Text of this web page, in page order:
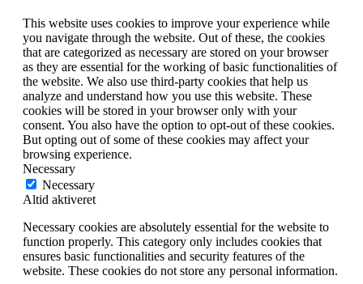
This website uses cookies to improve your experience while
you navigate through the website. Out of these, the cookies
that are categorized as necessary are stored on your browser
as they are essential for the working of basic functionalities of
the website. We also use third-party cookies that help us
analyze and understand how you use this website. These
cookies will be stored in your browser only with your
consent. You also have the option to opt-out of these cookies.
But opting out of some of these cookies may affect your
browsing experience.
Necessary
Necessary
Altid aktiveret
Necessary cookies are absolutely essential for the website to
function properly. This category only includes cookies that
ensures basic functionalities and security features of the
website. These cookies do not store any personal information.